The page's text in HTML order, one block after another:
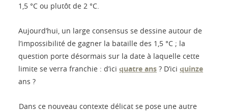
1,5 °C ou plutôt de 2 °C.
Aujourd’hui, un large consensus se dessine autour de
l’impossibilité de gagner la bataille des 1,5 °C ; la
question porte désormais sur la date à laquelle cette
limite se verra franchie : d’ici quatre ans ? D’ici quinze
ans ?
Dans ce nouveau contexte délicat se pose une autre